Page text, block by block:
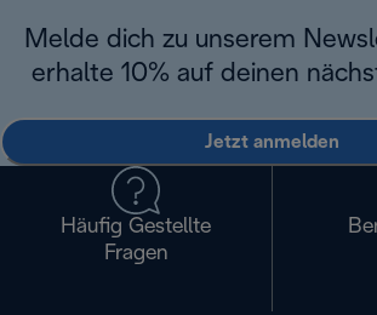
Melde dich zu unserem
erhalte 10% auf deinen
Jetzt anmelden
Häufig Gestellte
Fragen